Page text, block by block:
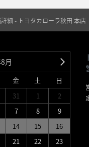
細 - トヨタカローラ秋田 本店
月
金 土
日
31 1
2
7 8
9
14 15
16
21 22
23